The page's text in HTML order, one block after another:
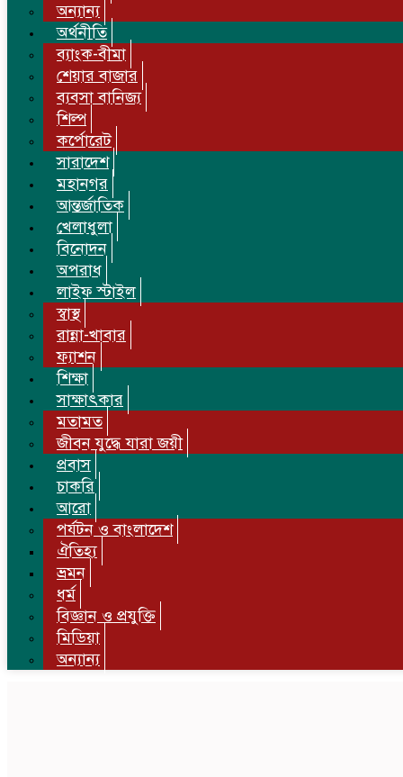
অন্যান্য
অর্থনীতি
ব্যাংক-বীমা
শেয়ার বাজার
ব্যবসা বানিজ্য
শিল্প
কর্পোরেট
সারাদেশ
মহানগর
আন্তর্জাতিক
খেলাধুলা
বিনোদন
অপরাধ
লাইফ স্টাইল
স্বাস্থ
রান্না-খাবার
ফ্যাশন
শিক্ষা
সাক্ষাৎকার
মতামত
জীবন যুদ্ধে যারা জয়ী
প্রবাস
চাকরি
আরো
পর্যটন ও বাংলাদেশ
ঐতিহ্য
ভ্রমন
ধর্ম
বিজ্ঞান ও প্রযুক্তি
মিডিয়া
অন্যান্য